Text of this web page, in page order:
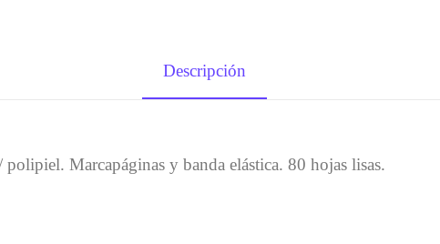
Descripción
Marcapáginas y banda elástica. 80 hojas lisas.